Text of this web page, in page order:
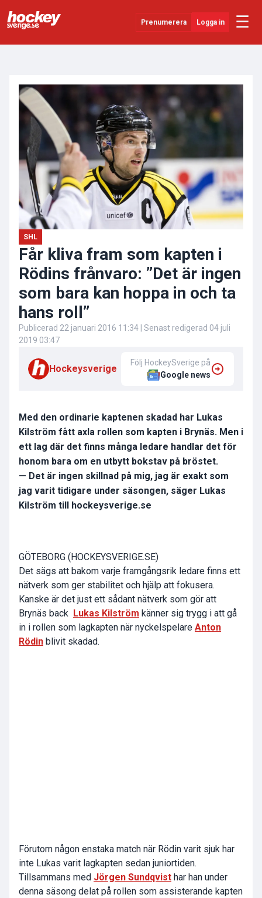
Prenumerera Logga in ☰
SHL
Evenemang
Övrigt
SHL
Får kliva fram som kapten i
Rödins frånvaro: ”Det är ingen
som bara kan hoppa in och ta
hans roll”
Publicerad 22 januari 2016 11:34 | Senast redigerad 04 juli
2019 03:47
Hockeysverige
Följ HockeySverige på
Google news
Med den ordinarie kaptenen skadad har Lukas
Kilström fått axla rollen som kapten i Brynäs. Men i
ett lag där det finns många ledare handlar det för
honom bara om en utbytt bokstav på bröstet.
— Det är ingen skillnad på mig, jag är exakt som
jag varit tidigare under säsongen, säger Lukas
Kilström till hockeysverige.se
GÖTEBORG (HOCKEYSVERIGE.SE)
Det sägs att bakom varje framgångsrik ledare finns ett
nätverk som ger stabilitet och hjälp att fokusera.
Kanske är det just ett sådant nätverk som gör att
Brynäs back Lukas Kilström känner sig trygg i att gå
in i rollen som lagkapten när nyckelspelare Anton
Rödin blivit skadad.
Förutom någon enstaka match när Rödin varit sjuk har
inte Lukas varit lagkapten sedan juniortiden.
Tillsammans med Jörgen Sundqvist har han under
denna säsong delat på rollen som assisterande kapten